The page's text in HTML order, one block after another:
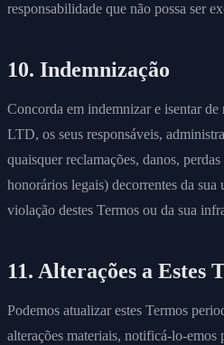
responsabilidade que não possa ser
10. Indemnização
Concorda em indemnizar e isentar
LTD, os seus responsáveis,
quaisquer reclamações, danos,
honorários legais) decorrentes da
violação destes Termos ou da sua
11. Alterações a Estes
Podemos atualizar estes Termos
alterações materiais, notificá-lo-emos